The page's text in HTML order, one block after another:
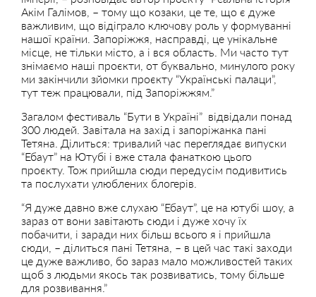
Акім Галімов, – тому що козаки, це те, що є дуже
важливим, що відіграло ключову роль у формуванні
нашої країни. Запоріжжя, насправді, це унікальне
місце, не тільки місто, а і вся область. Ми часто тут
знімаємо наші проєкти, от буквально, минулого року
ми закінчили зйомки проєкту “Українські палаци”,
тут теж працювали, під Запоріжжям.”
Загалом фестиваль “Бути в Україні” відвідали понад
300 людей. Завітала на захід і запоріжанка пані
Тетяна. Ділиться: тривалий час переглядає випуски
“Ебаут” на Ютубі і вже стала фанаткою цього
проєкту. Тож прийшла сюди передусім подивитись
та послухати улюблених блогерів.
“Я дуже давно вже слухаю “Ебаут”, це на ютубі шоу, а
зараз от вони завітають сюди і дуже хочу їх
побачити, і заради них більш всього я і прийшла
сюди, – ділиться пані Тетяна, – в цей час такі заходи
це дуже важливо, бо зараз мало можливостей таких
щоб з людьми якось так розвиватись, тому більше
для розвивання.”